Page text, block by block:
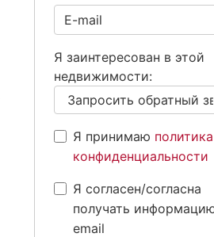
Я заинтересован в этой
недвижимости:
Я принимаю политика
конфиденциальности
Я согласен/согласна
получать
email